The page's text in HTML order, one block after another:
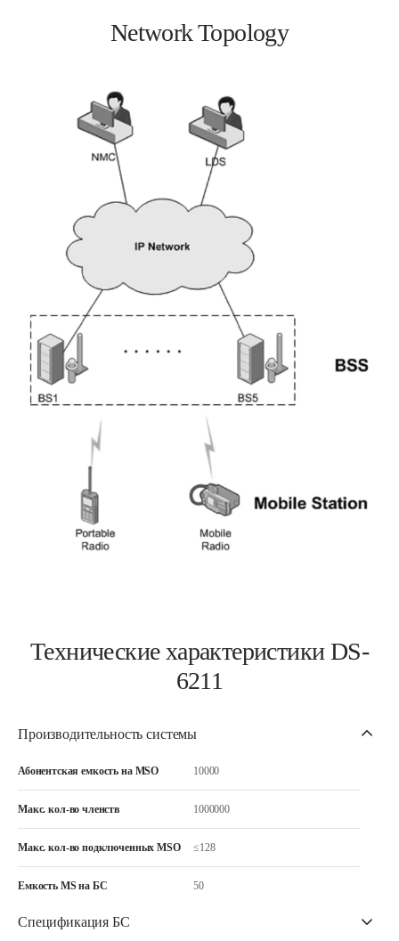
Network Topology
Технические характеристики DS-
6211
Производительность системы
Абонентская емкость на MSO 10000
Макс. кол-во членств 1000000
Макс. кол-во подключенных MSO ≤128
Емкость MS на БС 50
Спецификация БС